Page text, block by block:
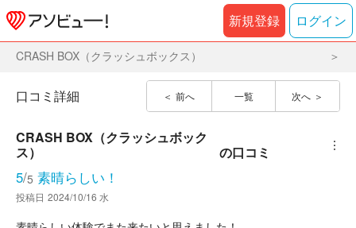
新規登録 ログイン
CRASH BOX（クラッシュボックス）
前へ 一覧 次へ
口コミ詳細
CRASH BOX（クラッシュボック
ス）
の口コミ ︙
5/5 素晴らしい！
投稿日 2024/10/16 水